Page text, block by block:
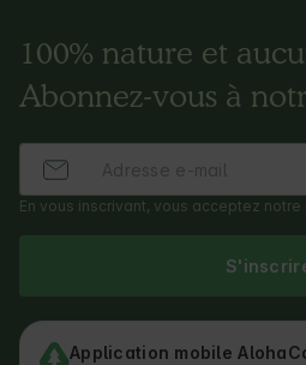
100% nature et
Abonnez-vous à
En vous inscrivant, vous acceptez notre
Application mobile